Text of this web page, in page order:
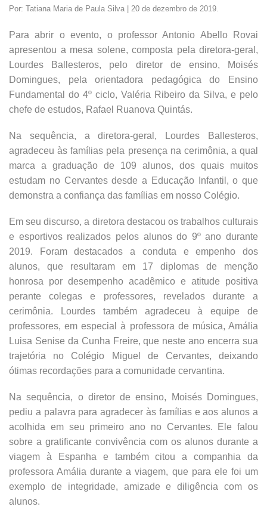
Por: Tatiana Maria de Paula Silva | 20 de dezembro de 2019.
Para abrir o evento, o professor Antonio Abello Rovai
apresentou a mesa solene, composta pela diretora-geral,
Lourdes Ballesteros, pelo diretor de ensino, Moisés
Domingues, pela orientadora pedagógica do Ensino
Fundamental do 4º ciclo, Valéria Ribeiro da Silva, e pelo
chefe de estudos, Rafael Ruanova Quintás.
Na sequência, a diretora-geral, Lourdes Ballesteros,
agradeceu às famílias pela presença na cerimônia, a qual
marca a graduação de 109 alunos, dos quais muitos
estudam no Cervantes desde a Educação Infantil, o que
demonstra a confiança das famílias em nosso Colégio.
Em seu discurso, a diretora destacou os trabalhos culturais
e esportivos realizados pelos alunos do 9º ano durante
2019. Foram destacados a conduta e empenho dos
alunos, que resultaram em 17 diplomas de menção
honrosa por desempenho acadêmico e atitude positiva
perante colegas e professores, revelados durante a
cerimônia. Lourdes também agradeceu à equipe de
professores, em especial à professora de música, Amália
Luisa Senise da Cunha Freire, que neste ano encerra sua
trajetória no Colégio Miguel de Cervantes, deixando
ótimas recordações para a comunidade cervantina.
Na sequência, o diretor de ensino, Moisés Domingues,
pediu a palavra para agradecer às famílias e aos alunos a
acolhida em seu primeiro ano no Cervantes. Ele falou
sobre a gratificante convivência com os alunos durante a
viagem à Espanha e também citou a companhia da
professora Amália durante a viagem, que para ele foi um
exemplo de integridade, amizade e diligência com os
alunos.